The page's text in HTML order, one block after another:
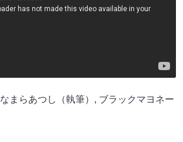
なまらあつし（執筆） , ブラックマヨネー